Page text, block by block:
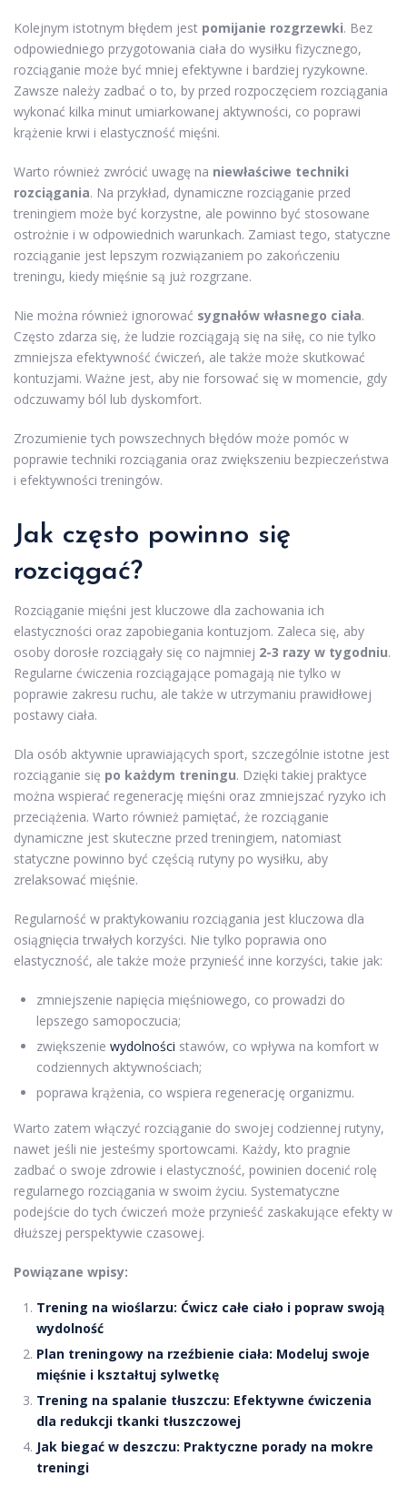
Kolejnym istotnym błędem jest pomijanie rozgrzewki. Bez
odpowiedniego przygotowania ciała do wysiłku fizycznego,
rozciąganie może być mniej efektywne i bardziej ryzykowne.
Zawsze należy zadbać o to, by przed rozpoczęciem rozciągania
wykonać kilka minut umiarkowanej aktywności, co poprawi
krążenie krwi i elastyczność mięśni.
Warto również zwrócić uwagę na niewłaściwe techniki
rozciągania. Na przykład, dynamiczne rozciąganie przed
treningiem może być korzystne, ale powinno być stosowane
ostrożnie i w odpowiednich warunkach. Zamiast tego, statyczne
rozciąganie jest lepszym rozwiązaniem po zakończeniu
treningu, kiedy mięśnie są już rozgrzane.
Nie można również ignorować sygnałów własnego ciała.
Często zdarza się, że ludzie rozciągają się na siłę, co nie tylko
zmniejsza efektywność ćwiczeń, ale także może skutkować
kontuzjami. Ważne jest, aby nie forsować się w momencie, gdy
odczuwamy ból lub dyskomfort.
Zrozumienie tych powszechnych błędów może pomóc w
poprawie techniki rozciągania oraz zwiększeniu bezpieczeństwa
i efektywności treningów.
Jak często powinno się
rozciągać?
Rozciąganie mięśni jest kluczowe dla zachowania ich
elastyczności oraz zapobiegania kontuzjom. Zaleca się, aby
osoby dorosłe rozciągały się co najmniej 2-3 razy w tygodniu.
Regularne ćwiczenia rozciągające pomagają nie tylko w
poprawie zakresu ruchu, ale także w utrzymaniu prawidłowej
postawy ciała.
Dla osób aktywnie uprawiających sport, szczególnie istotne jest
rozciąganie się po każdym treningu. Dzięki takiej praktyce
można wspierać regenerację mięśni oraz zmniejszać ryzyko ich
przeciążenia. Warto również pamiętać, że rozciąganie
dynamiczne jest skuteczne przed treningiem, natomiast
statyczne powinno być częścią rutyny po wysiłku, aby
zrelaksować mięśnie.
Regularność w praktykowaniu rozciągania jest kluczowa dla
osiągnięcia trwałych korzyści. Nie tylko poprawia ono
elastyczność, ale także może przynieść inne korzyści, takie jak:
zmniejszenie napięcia mięśniowego, co prowadzi do
lepszego samopoczucia;
zwiększenie wydolności stawów, co wpływa na komfort w
codziennych aktywnościach;
poprawa krążenia, co wspiera regenerację organizmu.
Warto zatem włączyć rozciąganie do swojej codziennej rutyny,
nawet jeśli nie jesteśmy sportowcami. Każdy, kto pragnie
zadbać o swoje zdrowie i elastyczność, powinien docenić rolę
regularnego rozciągania w swoim życiu. Systematyczne
podejście do tych ćwiczeń może przynieść zaskakujące efekty w
dłuższej perspektywie czasowej.
Powiązane wpisy:
Trening na wioślarzu: Ćwicz całe ciało i popraw swoją
wydolność
Plan treningowy na rzeźbienie ciała: Modeluj swoje
mięśnie i kształtuj sylwetkę
Trening na spalanie tłuszczu: Efektywne ćwiczenia
dla redukcji tkanki tłuszczowej
Jak biegać w deszczu: Praktyczne porady na mokre
treningi